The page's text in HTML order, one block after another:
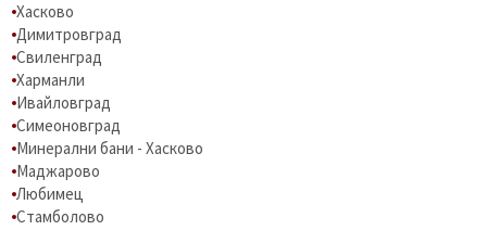
Хасково
Димитровград
Свиленград
Харманли
Ивайловград
Симеоновград
Минерални бани - Хасково
Маджарово
Любимец
Стамболово